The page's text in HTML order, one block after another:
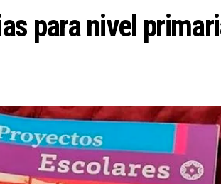
para nivel